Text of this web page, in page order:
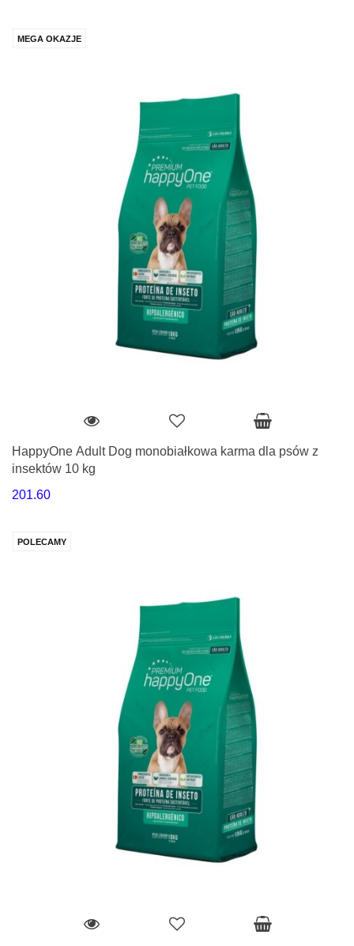
MEGA OKAZJE
HappyOne Adult Dog monobiałkowa karma dla psów z
insektów 10 kg
201.60
POLECAMY